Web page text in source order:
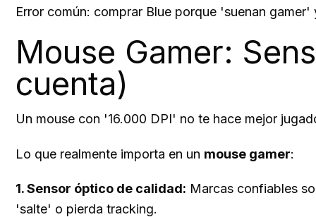
Error común: comprar Blue porque 'suenan
Mouse Gamer:
cuenta)
Un mouse con '16.000 DPI' no te hace mejor
Lo que realmente importa en un mouse gamer:
1. Sensor óptico de calidad: Marcas confiables
'salte' o pierda tracking.